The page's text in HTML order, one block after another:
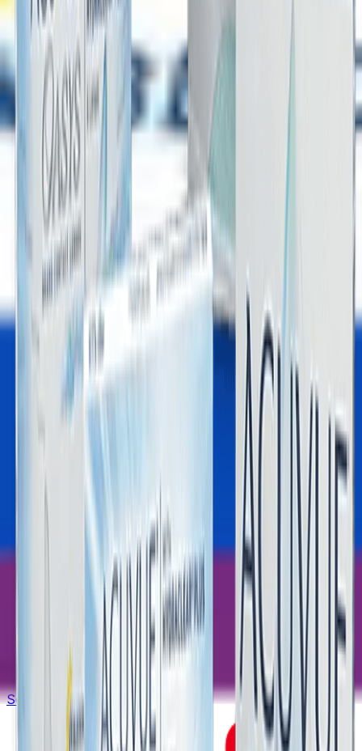
Mobil uygulama indir
Yararlı Bağlantılar
Gizlilik & Güvenli Ödeme
Müşteri Hizmetleri
Mesafeli Satış Sözleşmesi
Teslimat Bilgileri
İade Şartları
KVKK
Numaralı Lens Fiyatları
Lens Optikal Online Market
2026 Hızlı Lens Marketi
Mavİ Lens
Yeşİl Lens
Hİpermetrop Lens
Kontakt Lens Sözlüğü
Yeni Üyelik
Şifremi Unuttum
Hesabım
Sepetim
Lensoptikal . Tüm Hakları Saklıdır.
Sobesoft E-ticaret Altyapısı